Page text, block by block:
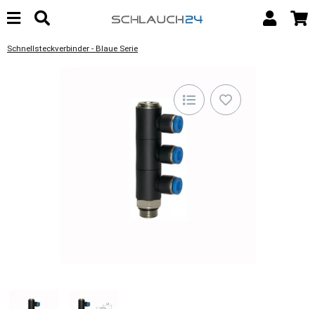
Schnellsteckverbinder - Blaue Serie